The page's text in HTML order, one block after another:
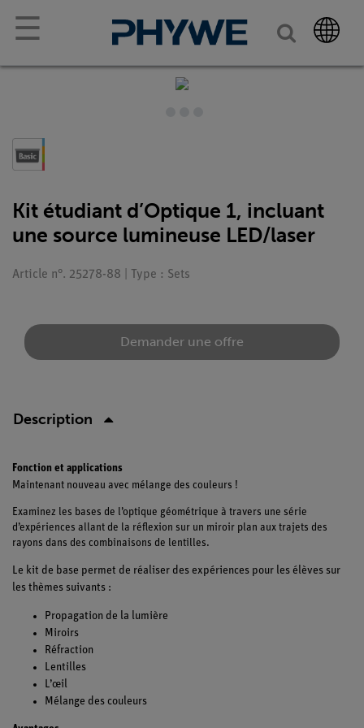
☰
Kit étudiant d’Optique 1, incluant
une source lumineuse LED/laser
Article n°. 25278-88 | Type : Sets
Demander une offre
Description
Fonction et applications
Maintenant nouveau avec mélange des couleurs !
Examinez les bases de l’optique géométrique à travers une série
d’expériences allant de la réflexion sur un miroir plan aux trajets des
rayons dans des combinaisons de lentilles.
Le kit de base permet de réaliser des expériences pour les élèves sur
les thèmes suivants :
Propagation de la lumière
Miroirs
Réfraction
Lentilles
L’œil
Mélange des couleurs